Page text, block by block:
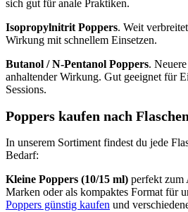
sich gut für anale Praktiken.
Isopropylnitrit Poppers. Weit
Wirkung mit schnellem Einsetzen.
Butanol / N-Pentanol Poppers.
anhaltender Wirkung. Gut geeignet für
Sessions.
Poppers kaufen nach
In unserem Sortiment findest du jede
Bedarf:
Kleine Poppers (10/15 ml) perfekt zum
Marken oder als kompaktes Format für
Poppers günstig kaufen und